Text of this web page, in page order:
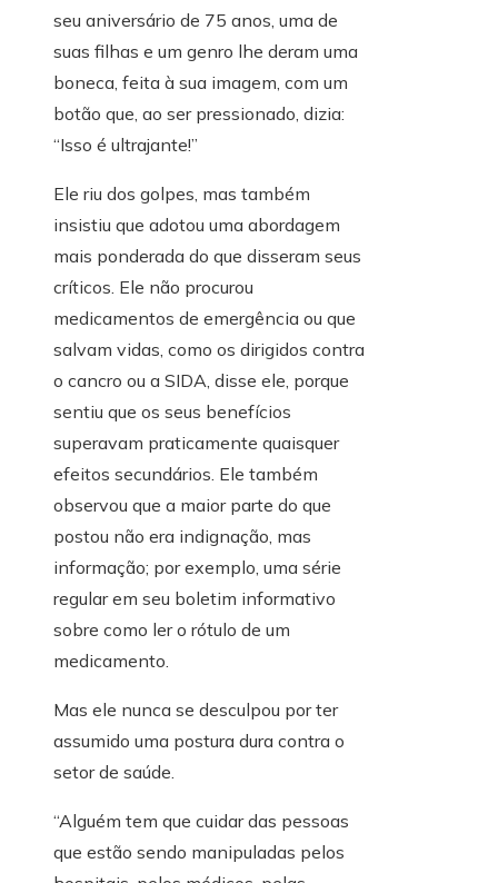
seu aniversário de 75 anos, uma de
suas filhas e um genro lhe deram uma
boneca, feita à sua imagem, com um
botão que, ao ser pressionado, dizia:
“Isso é ultrajante!”
Ele riu dos golpes, mas também
insistiu que adotou uma abordagem
mais ponderada do que disseram seus
críticos. Ele não procurou
medicamentos de emergência ou que
salvam vidas, como os dirigidos contra
o cancro ou a SIDA, disse ele, porque
sentiu que os seus benefícios
superavam praticamente quaisquer
efeitos secundários. Ele também
observou que a maior parte do que
postou não era indignação, mas
informação; por exemplo, uma série
regular em seu boletim informativo
sobre como ler o rótulo de um
medicamento.
Mas ele nunca se desculpou por ter
assumido uma postura dura contra o
setor de saúde.
“Alguém tem que cuidar das pessoas
que estão sendo manipuladas pelos